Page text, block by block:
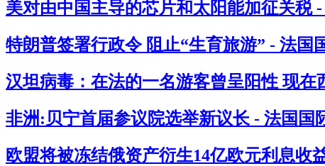
美对由中国主导的芯片和太阳能加征关税
特朗普签署行政令 阻止“生育旅游” - 法国
汉坦病毒：在法的一名游客曾呈阳性 现在
非洲:贝宁首届参议院选举新议长 - 法国国
欧盟将被冻结俄资产衍生14亿欧元利息收